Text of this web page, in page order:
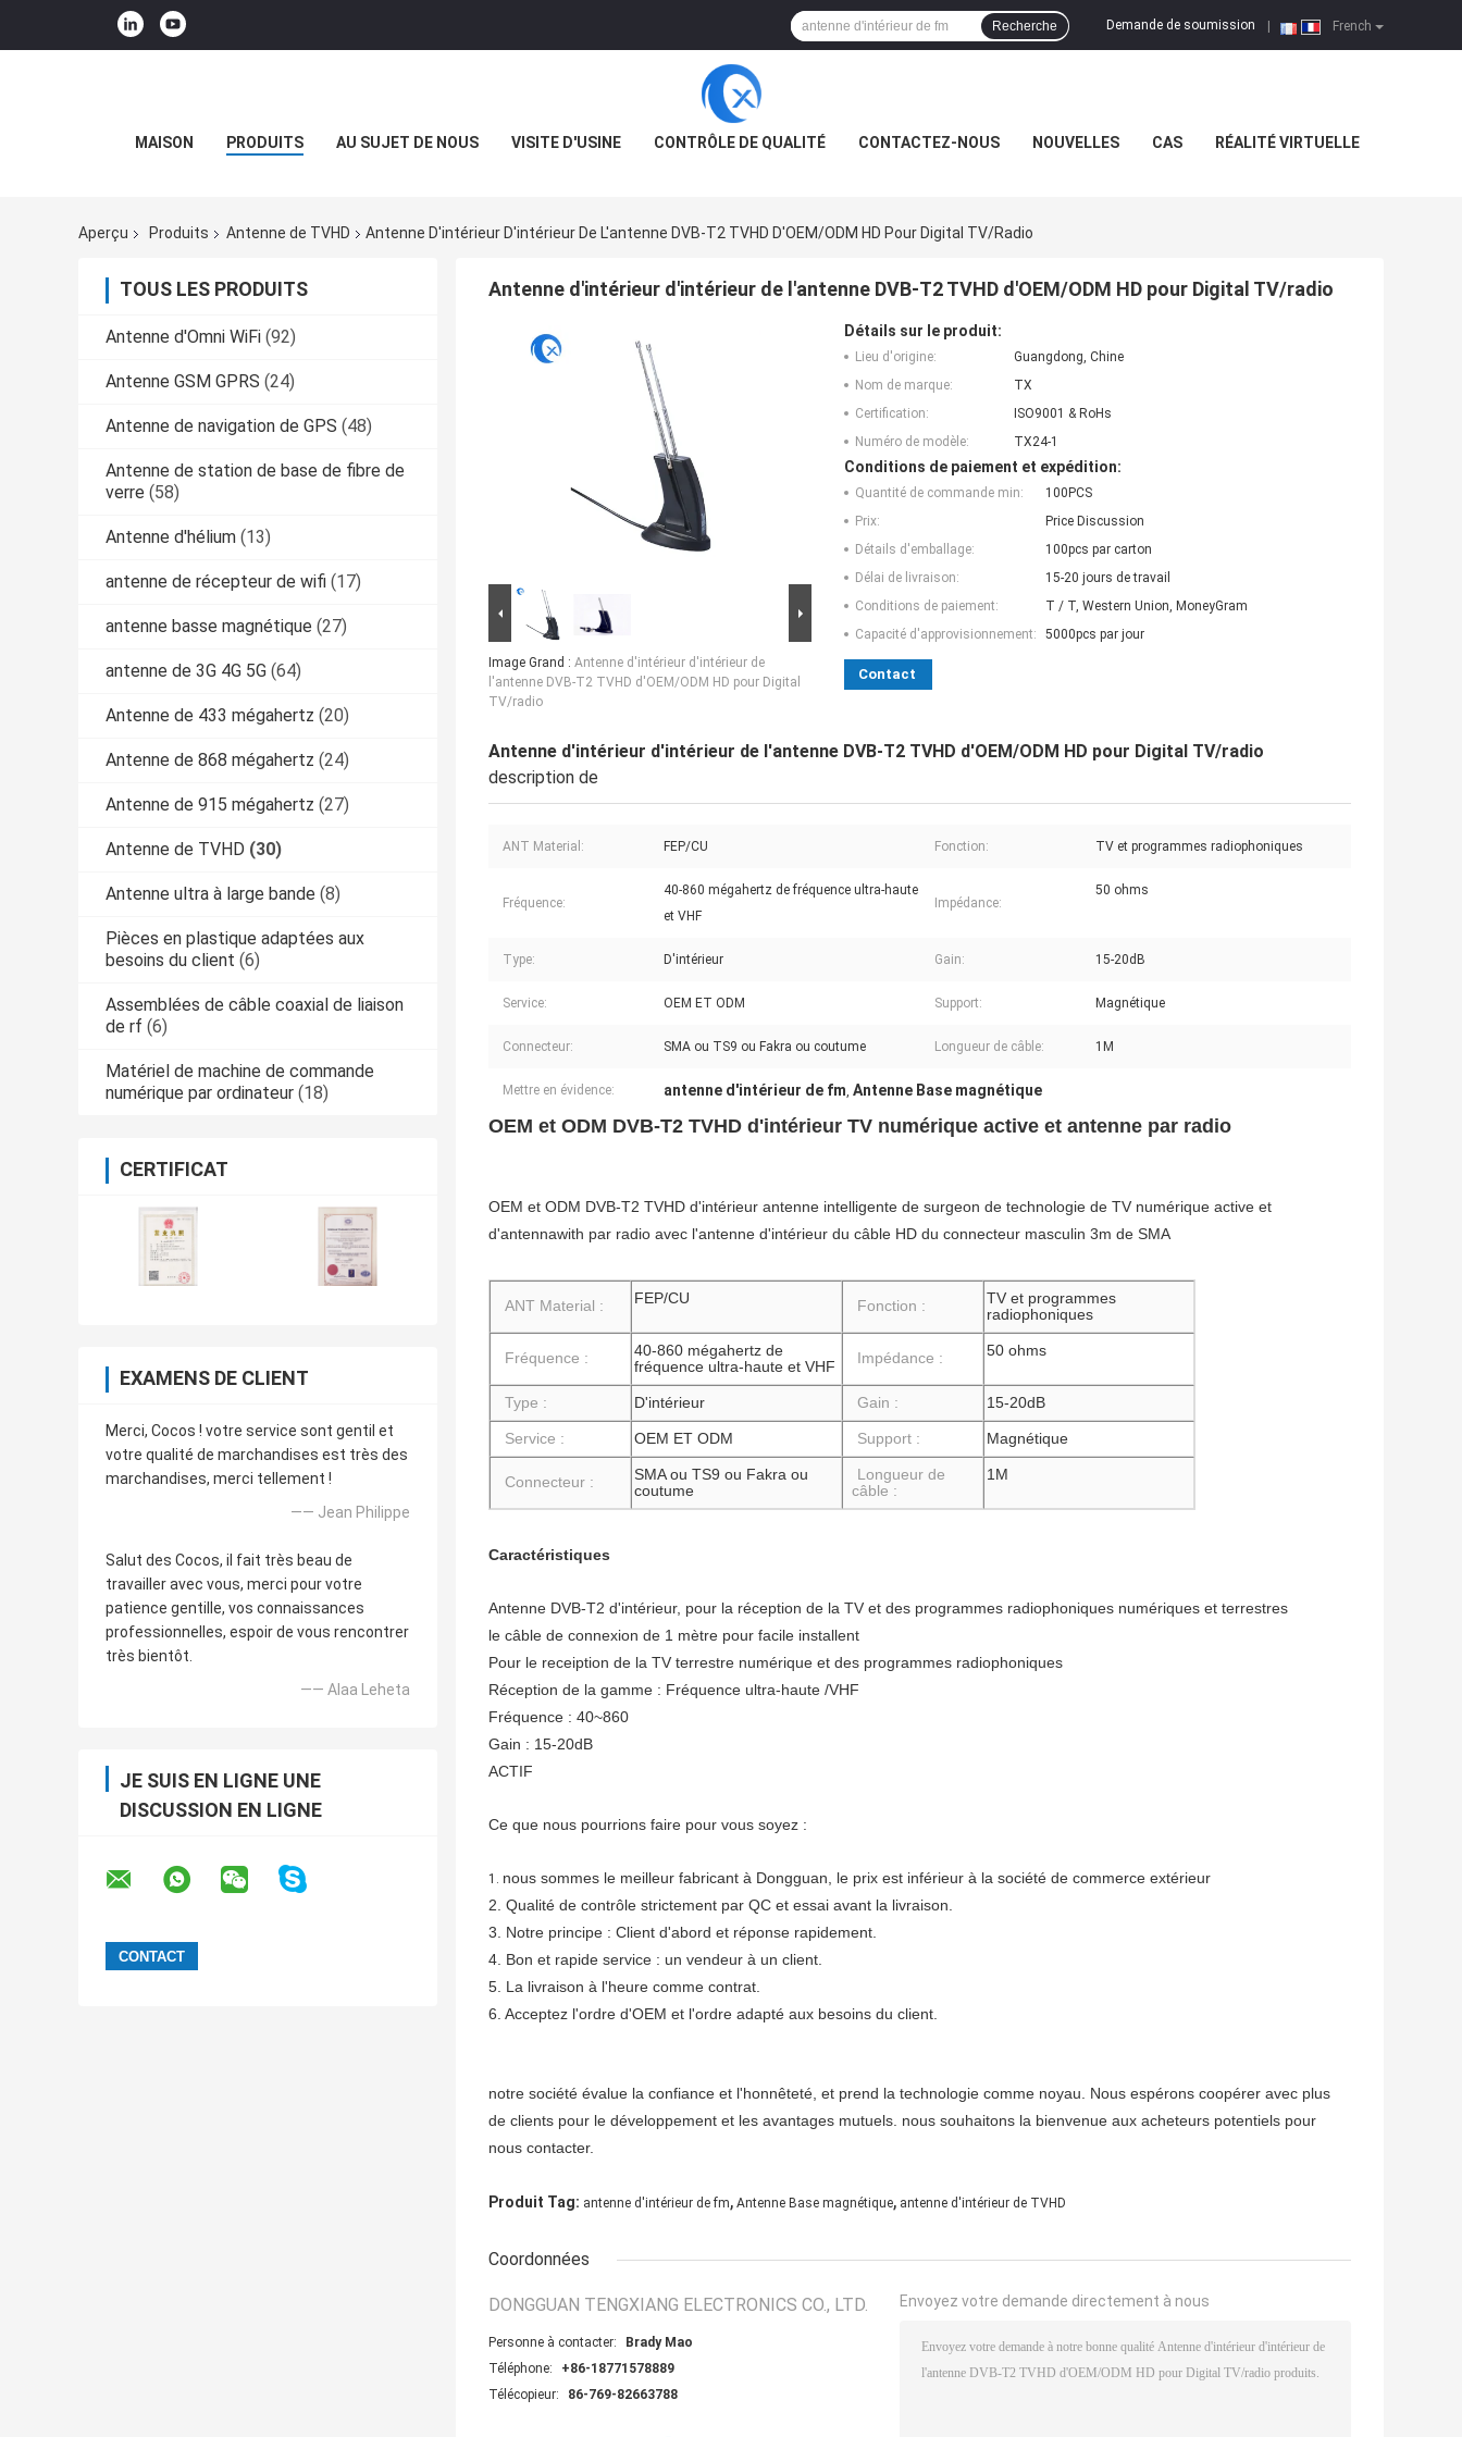
French
Demande de soumission
Recherche
MAISON PRODUITS AU SUJET DE NOUS VISITE D'USINE CONTRÔLE DE QUALITÉ CONTACTEZ-NOUS NOUVELLES CAS RÉALITÉ VIRTUELLE
Aperçu Produits Antenne de TVHD Antenne D'intérieur D'intérieur De L'antenne DVB-T2 TVHD D'OEM/ODM HD Pour Digital TV/radio
TOUS LES PRODUITS
Antenne d'Omni WiFi (92)
Antenne GSM GPRS (24)
Antenne de navigation de GPS (48)
Antenne de station de base de fibre de
verre (58)
Antenne d'hélium (13)
antenne de récepteur de wifi (17)
antenne basse magnétique (27)
antenne de 3G 4G 5G (64)
Antenne de 433 mégahertz (20)
Antenne de 868 mégahertz (24)
Antenne de 915 mégahertz (27)
Antenne de TVHD (30)
Antenne ultra à large bande (8)
Pièces en plastique adaptées aux
besoins du client (6)
Assemblées de câble coaxial de liaison
de rf (6)
Matériel de machine de commande
numérique par ordinateur (18)
CERTIFICAT
EXAMENS DE CLIENT
Merci, Cocos ! votre service sont gentil et
votre qualité de marchandises est très des
marchandises, merci tellement !
—— Jean Philippe
Salut des Cocos, il fait très beau de
travailler avec vous, merci pour votre
patience gentille, vos connaissances
professionnelles, espoir de vous rencontrer
très bientôt.
—— Alaa Leheta
JE SUIS EN LIGNE UNE
DISCUSSION EN LIGNE
Antenne d'intérieur d'intérieur de l'antenne DVB-T2 TVHD d'OEM/ODM HD pour Digital TV/radio
Image Grand : Antenne d'intérieur d'intérieur de
l'antenne DVB-T2 TVHD d'OEM/ODM HD pour Digital
TV/radio
Détails sur le produit:
Lieu d'origine:
Guangdong, Chine
Nom de marque:
TX
Certification:
ISO9001 & RoHs
Numéro de modèle:
TX24-1
Conditions de paiement et expédition:
Quantité de commande min:
100PCS
Prix:
Price Discussion
Détails d'emballage:
100pcs par carton
Délai de livraison:
15-20 jours de travail
Conditions de paiement:
T / T, Western Union, MoneyGram
Capacité d'approvisionnement:
5000pcs par jour
Contact
Antenne d'intérieur d'intérieur de l'antenne DVB-T2 TVHD d'OEM/ODM HD pour Digital TV/radio
description de
ANT Material: FEP/CU Fonction: TV et programmes radiophoniques
Fréquence:
40-860 mégahertz de fréquence ultra-haute
et VHF
Impédance:
50 ohms
Type: D'intérieur Gain: 15-20dB
Service: OEM ET ODM Support: Magnétique
Connecteur: SMA ou TS9 ou Fakra ou coutume Longueur de câble: 1M
Mettre en évidence: antenne d'intérieur de fm, Antenne Base magnétique
OEM et ODM DVB-T2 TVHD d'intérieur TV numérique active et antenne par radio
OEM et ODM DVB-T2 TVHD d'intérieur antenne intelligente de surgeon de technologie de TV numérique active et
d'antennawith par radio avec l'antenne d'intérieur du câble HD du connecteur masculin 3m de SMA
ANT Material : FEP/CU Fonction :
TV et programmes
radiophoniques
Fréquence :
40-860 mégahertz de
fréquence ultra-haute et VHF
Impédance : 50 ohms
Type : D'intérieur Gain : 15-20dB
Service : OEM ET ODM Support : Magnétique
Connecteur :
SMA ou TS9 ou Fakra ou
coutume
Longueur de
câble :
1M
Caractéristiques
Antenne DVB-T2 d'intérieur, pour la réception de la TV et des programmes radiophoniques numériques et terrestres
le câble de connexion de 1 mètre pour facile installent
Pour le receiption de la TV terrestre numérique et des programmes radiophoniques
Réception de la gamme : Fréquence ultra-haute /VHF
Fréquence : 40~860
Gain : 15-20dB
ACTIF
Ce que nous pourrions faire pour vous soyez :
1. nous sommes le meilleur fabricant à Dongguan, le prix est inférieur à la société de commerce extérieur
2. Qualité de contrôle strictement par QC et essai avant la livraison.
3. Notre principe : Client d'abord et réponse rapidement.
4. Bon et rapide service : un vendeur à un client.
5. La livraison à l'heure comme contrat.
6. Acceptez l'ordre d'OEM et l'ordre adapté aux besoins du client.
notre société évalue la confiance et l'honnêteté, et prend la technologie comme noyau. Nous espérons coopérer avec plus
de clients pour le développement et les avantages mutuels. nous souhaitons la bienvenue aux acheteurs potentiels pour
nous contacter.
Produit Tag: antenne d'intérieur de fm, Antenne Base magnétique, antenne d'intérieur de TVHD
Coordonnées
DONGGUAN TENGXIANG ELECTRONICS CO., LTD.
Personne à contacter:
Brady Mao
Téléphone:
+86-18771578889
Télécopieur:
86-769-82663788
Envoyez votre demande directement à nous